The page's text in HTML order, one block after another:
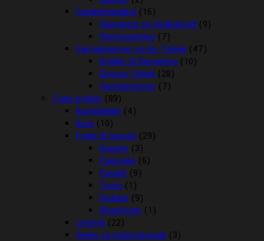
Vandbehandling (16)
Klargøring og Vedligehold (9)
Plantegødning (7)
Varmelegemer og div. Teknik (47)
Artikler til Rengøring (10)
Diverse Teknik (28)
Varmelegemer (7)
Fugle artikler (89)
Bunddække (4)
Bure (10)
Foder & Snacks (29)
Kanarie (3)
Papegøje (6)
Parakit (9)
Trope (1)
Undulat (9)
Æggefoder (1)
Legetøj (22)
Reder og redemateriale (3)